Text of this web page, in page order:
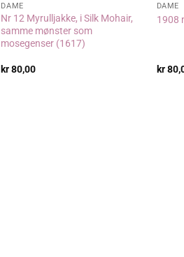
DAME
Nr 12 Myrulljakke, i Silk Mohair,
samme mønster som
mosegenser (1617)
kr80,00
DAME
1908
kr